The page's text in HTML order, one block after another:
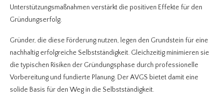
Unterstützungsmaßnahmen verstärkt die positiven Effekte für den
Gründungserfolg.
Gründer, die diese Förderung nutzen, legen den Grundstein für eine
nachhaltig erfolgreiche Selbstständigkeit. Gleichzeitig minimieren sie
die typischen Risiken der Gründungsphase durch professionelle
Vorbereitung und fundierte Planung. Der AVGS bietet damit eine
solide Basis für den Weg in die Selbstständigkeit.